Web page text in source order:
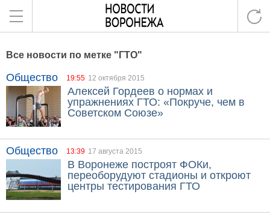
Все новости по метке "ГТО"
Общество 19:55 12 октября 2015
Алексей Гордеев о нормах и
упражнениях ГТО: «Покруче, чем в
Советском Союзе»
Общество 13:39 17 августа 2015
В Воронеже построят ФОКи,
переоборудуют стадионы и откроют
центры тестирования ГТО